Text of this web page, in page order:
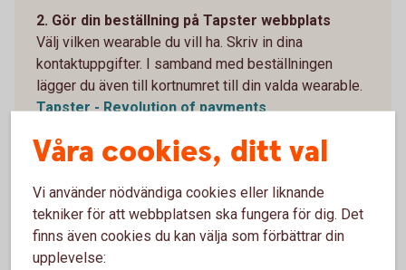
2. Gör din beställning på Tapster webbplats
Välj vilken wearable du vill ha. Skriv in dina
kontaktuppgifter. I samband med beställningen
lägger du även till kortnumret till din valda wearable.
Tapster - Revolution of payments
3. När du har fått hem din wearable – Installera
appen Tapster
Ladda ned appen från Google Play eller AppStore.
Följ instruktionerna i appen Tapster: Contactless
wearables.
Våra cookies, ditt val
Vi använder nödvändiga cookies eller liknande
tekniker för att webbplatsen ska fungera för dig. Det
finns även cookies du kan välja som förbättrar din
upplevelse: